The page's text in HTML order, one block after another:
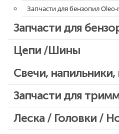
Запчасти для бензопил Oleo-
Запчасти для
Цепи /Шины
Свечи,
Запчасти для
Запчасти для Китайских
Леска / Головки /